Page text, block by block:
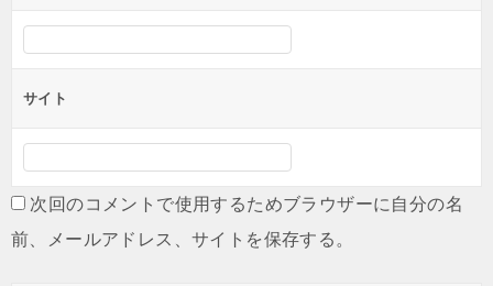
サイト
次回のコメントで使用するためブラウザーに自分の名
前、メールアドレス、サイトを保存する。